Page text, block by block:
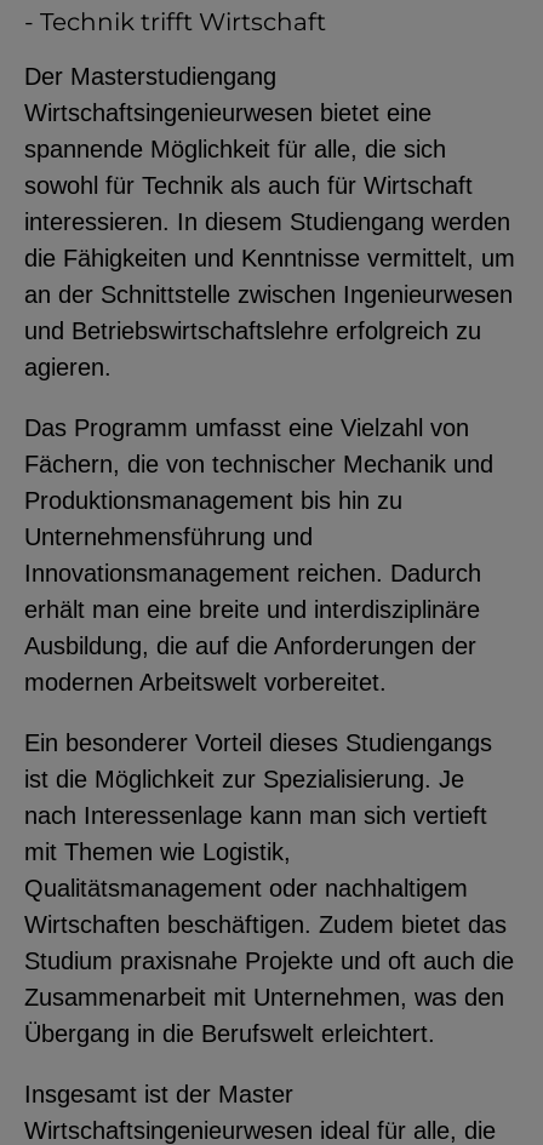
- Technik trifft Wirtschaft
Der Masterstudiengang
Wirtschaftsingenieurwesen bietet eine
spannende Möglichkeit für alle, die sich
sowohl für Technik als auch für Wirtschaft
interessieren. In diesem Studiengang werden
die Fähigkeiten und Kenntnisse vermittelt, um
an der Schnittstelle zwischen Ingenieurwesen
und Betriebswirtschaftslehre erfolgreich zu
agieren.
Das Programm umfasst eine Vielzahl von
Fächern, die von technischer Mechanik und
Produktionsmanagement bis hin zu
Unternehmensführung und
Innovationsmanagement reichen. Dadurch
erhält man eine breite und interdisziplinäre
Ausbildung, die auf die Anforderungen der
modernen Arbeitswelt vorbereitet.
Ein besonderer Vorteil dieses Studiengangs
ist die Möglichkeit zur Spezialisierung. Je
nach Interessenlage kann man sich vertieft
mit Themen wie Logistik,
Qualitätsmanagement oder nachhaltigem
Wirtschaften beschäftigen. Zudem bietet das
Studium praxisnahe Projekte und oft auch die
Zusammenarbeit mit Unternehmen, was den
Übergang in die Berufswelt erleichtert.
Insgesamt ist der Master
Wirtschaftsingenieurwesen ideal für alle, die
Drittanbieter, bspw. über das
Standortdaten oder
Stellenanzeigen.
YouTube
ChatBot